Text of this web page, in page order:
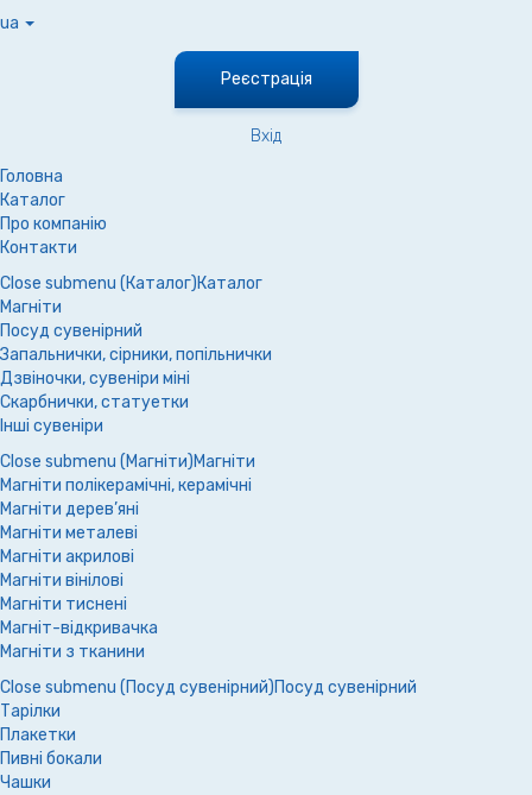
ua
Реєстрація
Вхід
Головна
Каталог
Про компанію
Контакти
Close submenu (Каталог)Каталог
Магніти
Посуд сувенірний
Запальнички, сірники, попільнички
Дзвіночки, сувеніри міні
Скарбнички, статуетки
Інші сувеніри
Close submenu (Магніти)Магніти
Магніти полікерамічні, керамічні
Магніти дерев’яні
Магніти металеві
Магніти акрилові
Магніти вінілові
Магніти тиснені
Магніт-відкривачка
Магніти з тканини
Close submenu (Посуд сувенірний)Посуд сувенірний
Тарілки
Плакетки
Пивні бокали
Чашки